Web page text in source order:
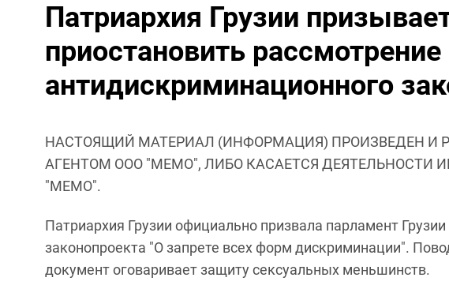
Патриархия Грузии
приостановить рассмотрение
антидискриминационного
НАСТОЯЩИЙ МАТЕРИАЛ (ИНФОРМАЦИЯ) ПРОИЗВЕДЕН И
АГЕНТОМ ООО "МЕМО", ЛИБО КАСАЕТСЯ ДЕЯТЕЛЬНОСТИ
"МЕМО".
Патриархия Грузии официально призвала парламент
законопроекта "О запрете всех форм дискриминации".
документ оговаривает защиту сексуальных меньшинств.